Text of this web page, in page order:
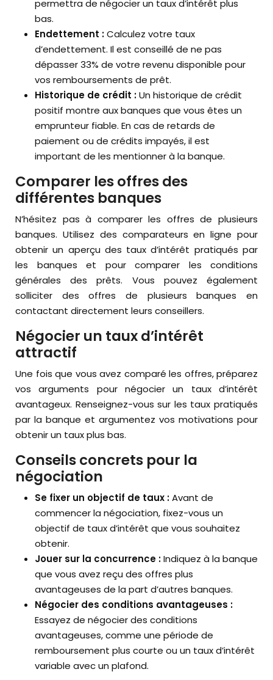
permettra de négocier un taux d’intérêt plus
bas.
Endettement :Calculez votre taux
d’endettement. Il est conseillé de ne pas
dépasser 33% de votre revenu disponible pour
vos remboursements de prêt.
Historique de crédit :Un historique de crédit
positif montre aux banques que vous êtes un
emprunteur fiable. En cas de retards de
paiement ou de crédits impayés, il est
important de les mentionner à la banque.
Comparer les offres des
différentes banques
N’hésitez pas à comparer les offres de plusieurs
banques. Utilisez des comparateurs en ligne pour
obtenir un aperçu des taux d’intérêt pratiqués par
les banques et pour comparer les conditions
générales des prêts. Vous pouvez également
solliciter des offres de plusieurs banques en
contactant directement leurs conseillers.
Négocier un taux d’intérêt
attractif
Une fois que vous avez comparé les offres, préparez
vos arguments pour négocier un taux d’intérêt
avantageux. Renseignez-vous sur les taux pratiqués
par la banque et argumentez vos motivations pour
obtenir un taux plus bas.
Conseils concrets pour la
négociation
Se fixer un objectif de taux :Avant de
commencer la négociation, fixez-vous un
objectif de taux d’intérêt que vous souhaitez
obtenir.
Jouer sur la concurrence :Indiquez à la banque
que vous avez reçu des offres plus
avantageuses de la part d’autres banques.
Négocier des conditions avantageuses :
Essayez de négocier des conditions
avantageuses, comme une période de
remboursement plus courte ou un taux d’intérêt
variable avec un plafond.